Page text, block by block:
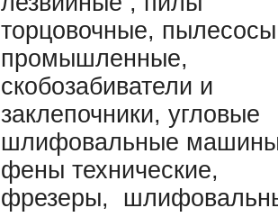
торцовочные, пылесосы
промышленные,
скобозабиватели и
заклепочники, угловые
шлифовальные
фены технические,
фрезеры,